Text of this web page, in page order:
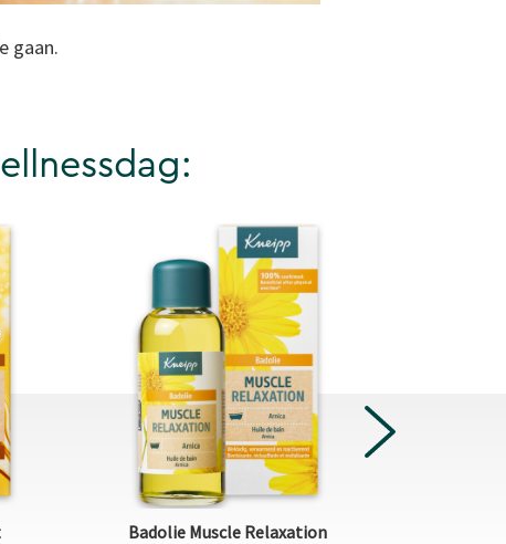
gaan.
Badolie Muscle Relaxation
NEXT